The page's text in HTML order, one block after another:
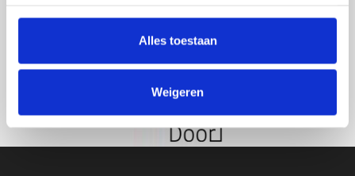
Alles toestaan
Weigeren